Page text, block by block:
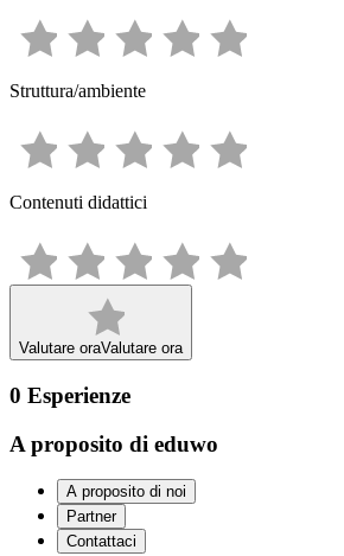
Struttura/ambiente
Contenuti didattici
Valutare oraValutare ora
0 Esperienze
A proposito di eduwo
A proposito di noi
Partner
Contattaci